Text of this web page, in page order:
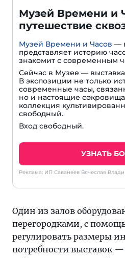
Музей Времени и
путешествие
Музей Времени и Часов —
представляет историю
знакомит с современным
Сейчас в Музее — выставка
В экспозиции не только
современные часы,
но и настоящие
коллекция
свободный.
Вход свободный.
УЗНАТЬ
Реклама: ИП Саванеев Вячеслав
Один из залов
перегородками, с
регулировать размеры
потребности выставок